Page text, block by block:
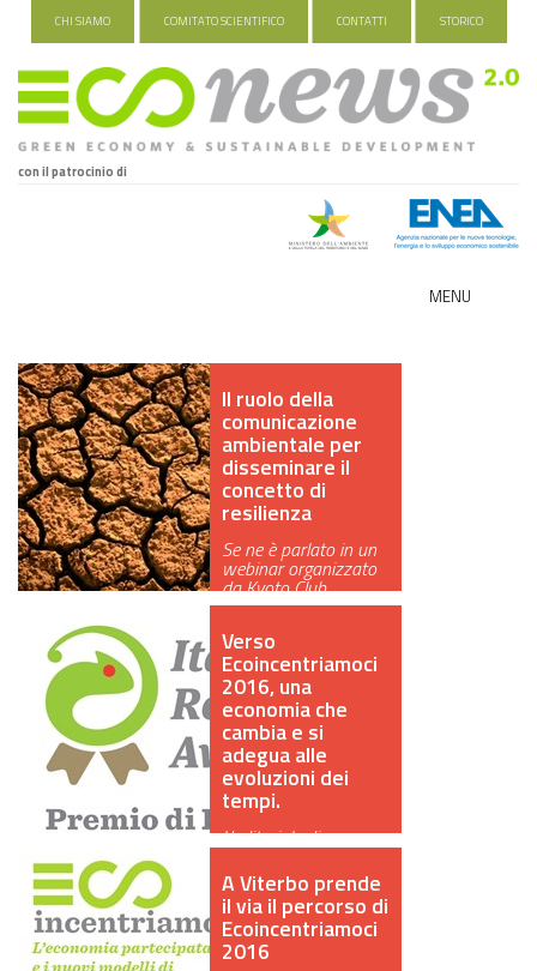
CHI SIAMO COMITATO SCIENTIFICO CONTATTI STORICO
con il patrocinio di
MENU
INDUSTRIA VERDE
FOOD&TRAVEL
HEALTH&WELLNESS
GREEN TECH
GLOCAL
ECO-EVENTI
ECOINCENTRIAMOCI
Il ruolo della
comunicazione
ambientale per
disseminare il
concetto di
resilienza
Se ne è parlato in un
webinar organizzato
da Kyoto Club
nell’ambito de…
Verso
Ecoincentriamoci
2016, una
economia che
cambia e si
adegua alle
evoluzioni dei
tempi.
L'editoriale di
Simonetta Badini
A Viterbo prende
il via il percorso di
Ecoincentriamoci
2016